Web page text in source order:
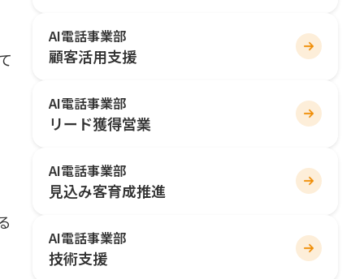
AI電話事業部
顧客活用支援
AI電話事業部
リード獲得営業
AI電話事業部
見込み客育成推進
AI電話事業部
技術支援